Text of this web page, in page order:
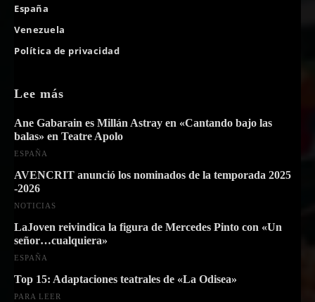
España
Venezuela
Política de privacidad
Lee más
Ane Gabarain es Millán Astray en «Cantando bajo las
balas» en Teatre Apolo
ESPAÑA
AVENCRIT anunció los nominados de la temporada 2025
-2026
NOTICIAS
LaJoven reivindica la figura de Mercedes Pinto con «Un
señor…cualquiera»
ESPAÑA
Top 15: Adaptaciones teatrales de «La Odisea»
PARA LEER